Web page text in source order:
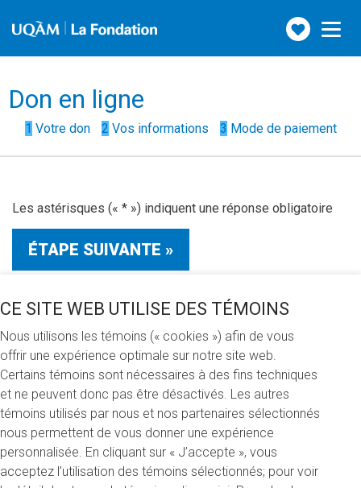
Faire
un
Toggle
navigation
Don en ligne
Étapes
du
formulaire
1 Votre don 2 Vos informations 3 Mode de paiement
Les astérisques (« * ») indiquent une réponse obligatoire
ACCUEIL
NOUVELLES
NOUS JOINDRE
SOCIOFINANCEMENT
INFOLETTRE
CE SITE WEB UTILISE DES TÉMOINS
Nous utilisons les témoins (« cookies ») afin de vous
offrir une expérience optimale sur notre site web.
Certains témoins sont nécessaires à des fins techniques
et ne peuvent donc pas être désactivés. Les autres
témoins utilisés par nous et nos partenaires sélectionnés
nous permettent de vous donner une expérience
personnalisée. En cliquant sur « J’accepte », vous
acceptez l’utilisation des témoins sélectionnés; pour voir